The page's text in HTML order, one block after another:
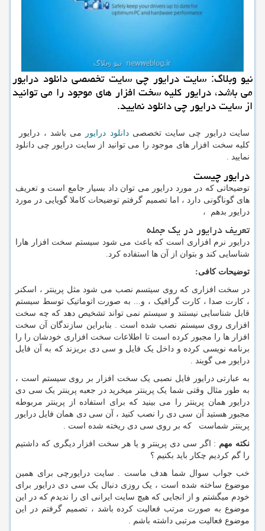
نیو وبلاگ: سایت درایور چی سایت تخصصی دانلود درایور
می باشد، درایور كلیه سخت افزار های موجود را می توانید
از سایت درایور چی دانلود نمایید.
سایت درایور چی سایت تخصصیدانلود درایور
می باشد ، درایور
کلیه سخت افزار های موجود را می توانید از سایت درایور چی دانلود
نمایید .
درایور چیست
توضیحاتی که در مورد درایور می توان داد بسیار جامع است و تعریف
های گوناگونی دارد ، اما تصمیم گرفتم توضیحات کاملا گویایی در مورد
درایور بدهم ،
تعریف درایور در یک جمله
درایور نرم افزاری است که باعث می شود سیستم سخت افزار هارا
شناسایی کند و بتوان از آن ها استفاده کرد.
توضیحات کافی:
در سخت افزاری که روی سیتسم نصب می شود مثل پرینتر ، اسکنر
، کارت صدا ، کارت گرافیک ، و... به صورت اتوماتیک توسط سیستم
قابل شناسایی نیستند و سیستم نمی تواند تشخیص دهد که چه سخت
افزاری روی سیستم نصب شده است . بنابراین سازندگان آن سخت
افزار ها را مجبور کرده است تا اطلاعات سخت افزاری خودشان را را
برنامه نویسی کرده و داخل یک فایل و سی دی بریزند که به آن فایل
درایور می گویند .
به عبارتی درایور فایل نصبی یک سخت افزار بر روی سیستم است ،
به طور مثال وقتی شما یک پرینتر میخرید در جعبه پرینتر یک سی دی
درایور همان پرینتر را می بینید که برای استفاده از پرینتر مربوطه
مجبور هستید آن سی دی را نصب کنید ، آن سی دی همان فایل درایور
پرینتر شماست که بر روی سی دی ریخته شده است .
نکته مهم : اگر سی دی پرینتر و یا هر سخت افزار دیگری که داشتیم
را گم کردیم چکار باید بکنیم ؟
خب جواب سوال شما هدف ماست . سایت درایورچی برای همین
موضوع ساخته شده است ، یک روزی دنبال یک سی دی درایور برای
خودم میگشتم و از انجایی که هیچ سایت ایرانی ای را ندیدم که در این
موضوع به صورت مرتب فعالیت کرده باشد ، تصمیم گرفتم در این
موضوع فعالیت مرتبی داشته باشم .